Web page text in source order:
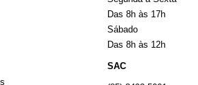
Das 8h às 17h
Sábado
Das 8h às 12h
SAC